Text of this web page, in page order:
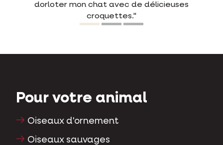
Depuis qu'elle mange Opti Life, ce n'est
jamais le cas. Elle le digère tellement
chat satisfait, un maître satisfait."
Pour votre animal
Oiseaux d'ornement
Oiseaux sauvages